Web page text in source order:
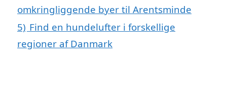
omkringliggende byer til Arentsminde
5) Find en hundelufter i forskellige
regioner af Danmark